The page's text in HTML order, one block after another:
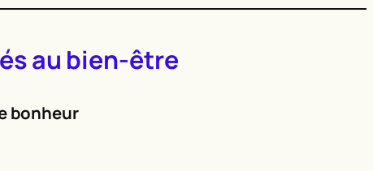
au bien-être
bonheur